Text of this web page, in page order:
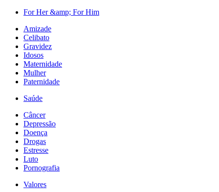
For Her &amp; For Him
Amizade
Celibato
Gravidez
Idosos
Maternidade
Mulher
Paternidade
Saúde
Câncer
Depressão
Doença
Drogas
Estresse
Luto
Pornografia
Valores